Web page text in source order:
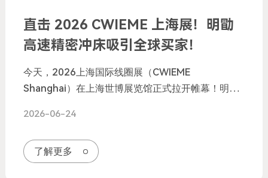
直击 2026 CWIEME 上海展！明勖
高速精密冲床吸引全球买家！
今天，2026上海国际线圈展（CWIEME
Shanghai）在上海世博展览馆正式拉开帷幕！明勖
批海内外专业买家驻足围观与洽谈！
2026-06-24
了解更多